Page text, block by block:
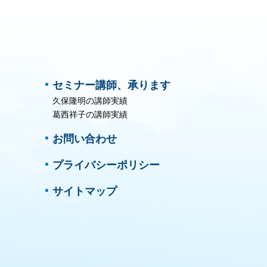
セミナー講師、承ります
久保隆明の講師実績
葛西祥子の講師実績
お問い合わせ
プライバシーポリシー
サイトマップ